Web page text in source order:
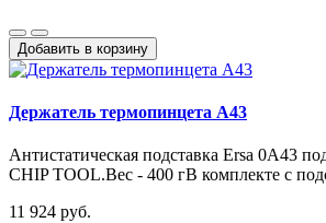
Добавить в корзину
Держатель термопинцета A43
Антистатическая подставка Ersa 0A43
CHIP TOOL.Вес - 400 гВ комплекте с
11 924 руб.